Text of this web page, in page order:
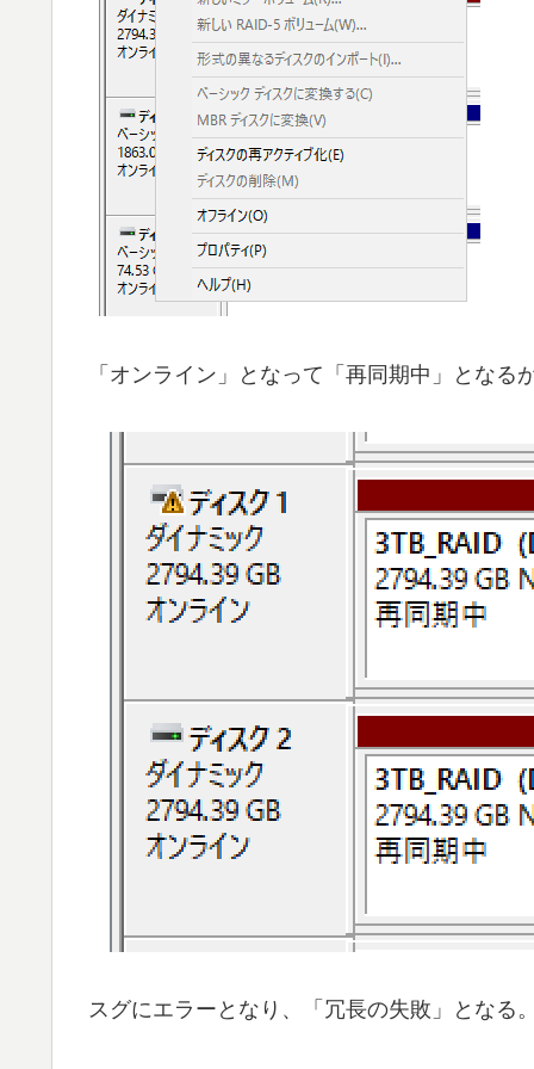
「オンライン」となって「再同期中」となる
スグにエラーとなり、「冗長の失敗」となる